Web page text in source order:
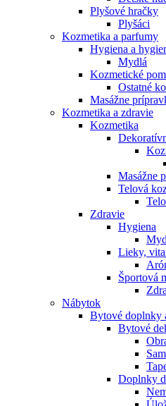
Plyšové hračky
Plyšáci
Kozmetika a parfumy
Hygiena a
Mydlá
Kozmetické
Ostatné
Masážne
Kozmetika a zdravie
Kozmetika
Masážne
Telová
Zdravie
Hygiena
Lieky,
Športová
Nábytok
Bytové doplnky
Bytové
Doplnky